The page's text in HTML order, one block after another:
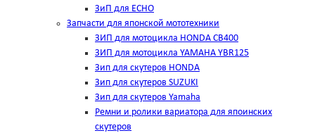
ЗиП для ЕСНО
Запчасти для японской мототехники
ЗИП для мотоцикла HONDA CB400
ЗИП для мотоцикла YAMAHA YBR125
Зип для скутеров HONDA
Зип для скутеров SUZUKI
Зип для скутеров Yamaha
Ремни и ролики вариатора для япоинских
скутеров